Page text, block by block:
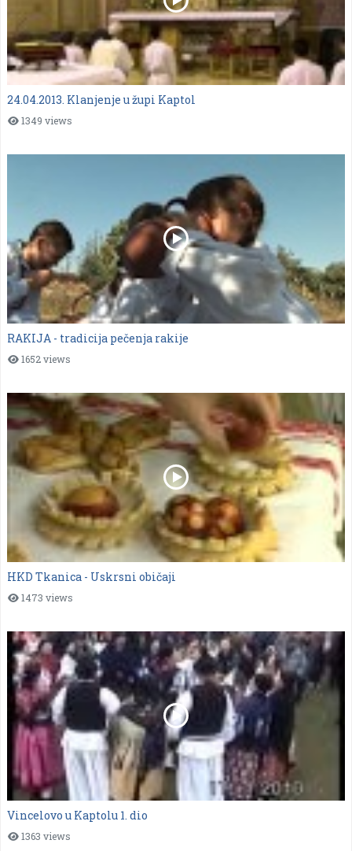
24.04.2013. Klanjenje u župi Kaptol
1349 views
RAKIJA - tradicija pečenja rakije
1652 views
HKD Tkanica - Uskrsni običaji
1473 views
Vincelovo u Kaptolu 1. dio
1363 views